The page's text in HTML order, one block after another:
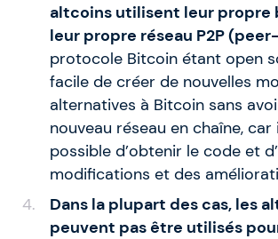
altcoins utilisent leur propre
leur propre réseau P2P
protocole Bitcoin étant open
facile de créer de nouvelles
alternatives à Bitcoin sans
nouveau réseau en chaîne, car
possible d’obtenir le code et
modifications et des
Dans la plupart des cas, les
peuvent pas être utilisés